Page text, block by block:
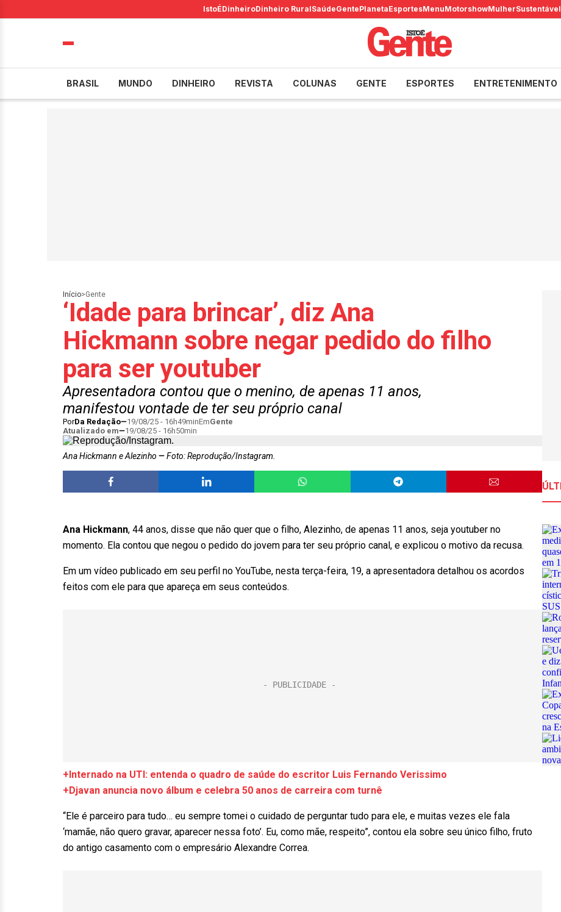
IstoÉDinheiroDinheiro RuralSaúdeGentePlanetaEsportesMenuMotorshowMulherSustentável
BRASIL MUNDO DINHEIRO REVISTA COLUNAS GENTE ESPORTES ENTRETENIMENTO
Início>Gente
‘Idade para brincar’, diz Ana
Hickmann sobre negar pedido do filho
para ser youtuber
Apresentadora contou que o menino, de apenas 11 anos,
manifestou vontade de ter seu próprio canal
PorDa Redação 19/08/25 - 16h49minEmGente
Atualizado em
19/08/25 - 16h50min
Ana Hickmann e Alezinho Foto: Reprodução/Instagram.
Ana Hickmann, 44 anos, disse que não quer que o filho, Alezinho, de apenas 11 anos, seja youtuber no
momento. Ela contou que negou o pedido do jovem para ter seu próprio canal, e explicou o motivo da recusa.
Em um vídeo publicado em seu perfil no YouTube, nesta terça-feira, 19, a apresentadora detalhou os acordos
feitos com ele para que apareça em seus conteúdos.
+Internado na UTI: entenda o quadro de saúde do escritor Luis Fernando Verissimo
+Djavan anuncia novo álbum e celebra 50 anos de carreira com turnê
“Ele é parceiro para tudo… eu sempre tomei o cuidado de perguntar tudo para ele, e muitas vezes ele fala
‘mamãe, não quero gravar, aparecer nessa foto’. Eu, como mãe, respeito”, contou ela sobre seu único filho, fruto
do antigo casamento com o empresário Alexandre Correa.